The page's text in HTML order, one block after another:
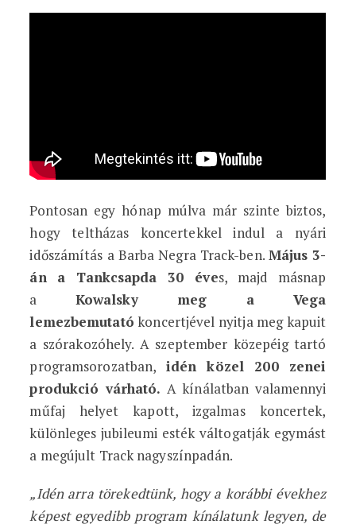
Pontosan egy hónap múlva már szinte biztos,
hogy teltházas koncertekkel indul a nyári
időszámítás a Barba Negra Track-ben. Május 3-
án a Tankcsapda 30 éves, majd másnap
a Kowalsky meg a Vega
lemezbemutató koncertjével nyitja meg kapuit
a szórakozóhely. A szeptember közepéig tartó
programsorozatban, idén közel 200 zenei
produkció várható. A kínálatban valamennyi
műfaj helyet kapott, izgalmas koncertek,
különleges jubileumi esték váltogatják egymást
a megújult Track nagyszínpadán.
„Idén arra törekedtünk, hogy a korábbi évekhez
képest egyedibb program kínálatunk legyen, de